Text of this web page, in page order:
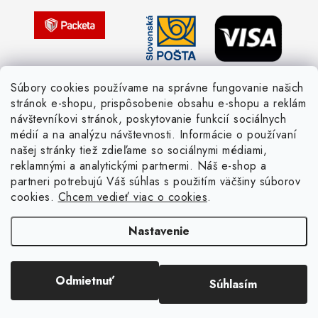
Súbory cookies používame na správne fungovanie našich
stránok e-shopu, prispôsobenie obsahu e-shopu a reklám
návštevníkovi stránok, poskytovanie funkcií sociálnych
médií a na analýzu návštevnosti. Informácie o používaní
našej stránky tiež zdieľame so sociálnymi médiami,
reklamnými a analytickými partnermi. Náš e-shop a
partneri potrebujú Váš súhlas s použitím väčšiny súborov
cookies. Chcem vedieť viac o cookies.
Nastavenie
Odmietnuť Súhlasím
Pletený slovník česky-anglicky
Vytvoril Shoptet
Žienka domáca. Všetky práva vyhradené.
cookies